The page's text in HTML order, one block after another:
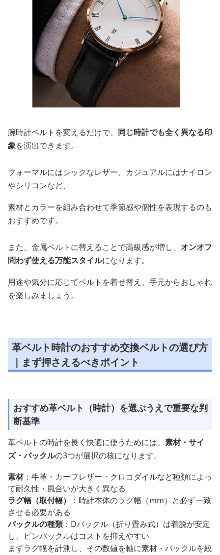
腕時計ベルトを変えるだけで、 同じ時計でも全く異なる印
象を演出できます。
フォーマルにはシックなレザー、カジュアルにはナイロン
やシリコンなど、
素材とカラーを組み合わせて季節感や個性を表現するのも
おすすめです。
また、金属ベルトに替えることで高級感が増し、 オンオフ
問わず使える万能スタイルになります。
用途や気分に応じてベルトを着せ替え、手元からおしゃれ
を楽しみましょう。
革ベルト時計のおすすめ交換ベルトの選び方
｜まず押さえるべきポイント
おすすめ革ベルト（時計）を選ぶうえで重要な判
断基準
革ベルトの時計を長く快適に使うためには、 素材・サイ
ズ・バックルの3つが選択の核になります。
素材：牛革・カーフレザー・クロコダイルなど種類によっ
て耐久性・風合いが大きく異なる
ラグ幅（取付幅）
：時計本体のラグ幅（mm）と必ず一致
させる必要がある
バックルの種類：Dバックル（折り畳み式）は着脱が安定
し、ピンバックルはコストを抑えやすい
まずラグ幅を計測し、その数値を軸に素材・バックルを絞